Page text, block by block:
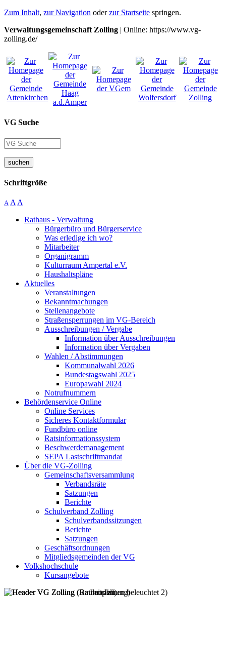
Zum Inhalt, zur Navigation oderzur Startseite springen.
Verwaltungsgemeinschaft Zolling | Online: https://www.vg-
zolling.de/
VG Suche
suchen
Schriftgröße
A A A
Rathaus - Verwaltung
Bürgerbüro und Bürgerservice
Was erledige ich wo?
Mitarbeiter
Organigramm
Kulturraum Ampertal e.V.
Haushaltspläne
Aktuelles
Veranstaltungen
Bekanntmachungen
Stellenangebote
Straßensperrungen im VG-Bereich
Ausschreibungen / Vergabe
Information über Ausschreibungen
Information über Vergaben
Wahlen / Abstimmungen
Kommunalwahl 2026
Bundestagswahl 2025
Europawahl 2024
Notrufnummern
Behördenservice Online
Online Services
Sicheres Kontaktformular
Fundbüro online
Ratsinformationssystem
Beschwerdemanagement
SEPA Lastschriftmandat
Über die VG-Zolling
Gemeinschaftsversammlung
Verbandsräte
Satzungen
Berichte
Schulverband Zolling
Schulverbandssitzungen
Berichte
Satzungen
Geschäftsordnungen
Mitgliedsgemeinden der VG
Volkshochschule
Kursangebote